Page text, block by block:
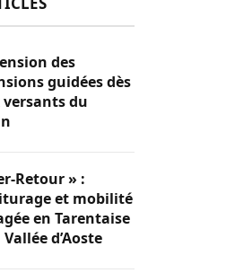
des
guidées dès
versants du
Retour » :
et mobilité
en Tarentaise
d’Aoste